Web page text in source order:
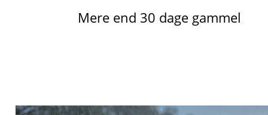
Mere end 30 dage gammel